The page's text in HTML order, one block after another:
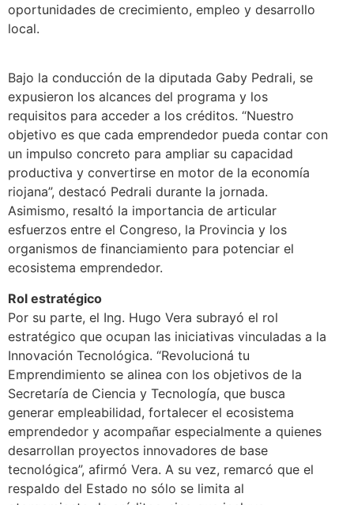
oportunidades de crecimiento, empleo y desarrollo
local.
Bajo la conducción de la diputada Gaby Pedrali, se
expusieron los alcances del programa y los
requisitos para acceder a los créditos. “Nuestro
objetivo es que cada emprendedor pueda contar con
un impulso concreto para ampliar su capacidad
productiva y convertirse en motor de la economía
riojana”, destacó Pedrali durante la jornada.
Asimismo, resaltó la importancia de articular
esfuerzos entre el Congreso, la Provincia y los
organismos de financiamiento para potenciar el
ecosistema emprendedor.
Rol estratégico
Por su parte, el Ing. Hugo Vera subrayó el rol
estratégico que ocupan las iniciativas vinculadas a la
Innovación Tecnológica. “Revolucioná tu
Emprendimiento se alinea con los objetivos de la
Secretaría de Ciencia y Tecnología, que busca
generar empleabilidad, fortalecer el ecosistema
emprendedor y acompañar especialmente a quienes
desarrollan proyectos innovadores de base
tecnológica”, afirmó Vera. A su vez, remarcó que el
respaldo del Estado no sólo se limita al